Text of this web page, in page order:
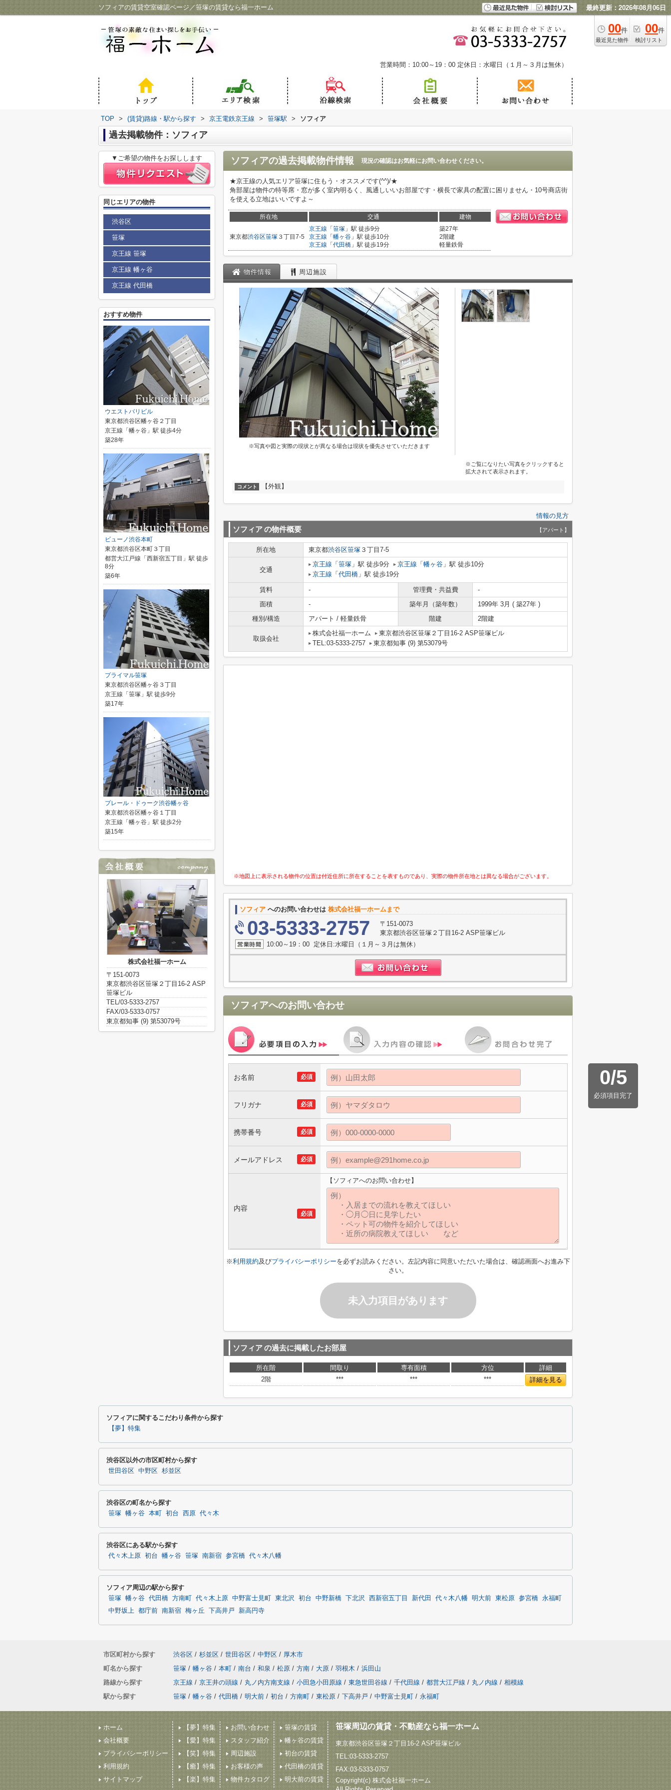
ソフィアの賃貸空室確認ページ／笹塚の賃貸なら福一ホーム 最終更新：2026年08月06日
00件
最近見た物件
00件
検討リスト
営業時間：10:00～19：00 定休日：水曜日（１月～３月は無休）
TOP > (賃貸)路線・駅から探す > 京王電鉄京王線 > 笹塚駅 > ソフィア
過去掲載物件：ソフィア
ソフィアの過去掲載物件情報 現況の確認はお気軽にお問い合わせください。
★京王線の人気エリア笹塚に住もう・オススメです(^^)/★
角部屋は物件の特等席・窓が多く室内明るく、風通しいいお部屋です・横長で家具の配置に困りません・10号商店街
を使える立地はいいですよ～
所在地 交通 建物
東京都渋谷区笹塚 ３丁目7-5
京王線 「 笹塚 」駅 徒歩9分
京王線 「 幡ヶ谷 」駅 徒歩10分
京王線 「 代田橋 」駅 徒歩19分
築27年
2階建
軽量鉄骨
物件情報 周辺施設
※写真や図と実際の現状とが異なる場合は現状を優先させていただきます
※ご覧になりたい写真をクリックすると
拡大されて表示されます。
コメント 【外観】
情報の見方
ソフィアの物件概要 【アパート】
所在地 東京都渋谷区笹塚 ３丁目7-5
交通
京王線 「 笹塚 」駅 徒歩9分 京王線 「 幡ヶ谷 」駅 徒歩10分
京王線 「 代田橋 」駅 徒歩19分
賃料 - 管理費・共益費
-
面積
- 築年月（築年数）
1999年 3月 ( 築27年 )
種別/構造
アパート / 軽量鉄骨 階建 2階建
取扱会社
株式会社福一ホーム
東京都渋谷区笹塚２丁目16-2 ASP笹塚ビル
TEL:03-5333-2757
東京都知事 (9) 第53079号
※地図上に表示される物件の位置は付近住所に所在することを表すものであり、実際の物件所在地とは異なる場合がございます。
ソフィア へのお問い合わせは 株式会社福一ホームまで
03-5333-2757
〒151-0073
東京都渋谷区笹塚２丁目16-2 ASP笹塚ビル
10:00～19：00 定休日:水曜日（１月～３月は無休）
ソフィアへのお問い合わせ
0/5
必須項目完了
必須
お名前
必須
フリガナ
必須
携帯番号
必須
メールアドレス
必須
内容
【ソフィアへのお問い合わせ】
※利用規約及びプライバシーポリシーを必ずお読みください。左記内容に同意いただいた場合は、確認画面へお進み下
さい。
未入力項目があります
ソフィアの過去に掲載したお部屋
所在階 間取り 専有面積 方位
詳細
2階
*** *** *** 詳細を見る
▼ご希望の物件をお探しします
同じエリアの物件
渋谷区
笹塚
京王線 笹塚
京王線 幡ヶ谷
京王線 代田橋
おすすめ物件
ウエストバリビル
東京都渋谷区幡ヶ谷２丁目
京王線「幡ヶ谷」駅 徒歩4分
築28年
ビューノ渋谷本町
東京都渋谷区本町３丁目
都営大江戸線「西新宿五丁目」駅 徒歩
8分
築6年
プライマル笹塚
東京都渋谷区幡ヶ谷３丁目
京王線「笹塚」駅 徒歩9分
築17年
プレール・ドゥーク渋谷幡ヶ谷
東京都渋谷区幡ヶ谷１丁目
京王線「幡ヶ谷」駅 徒歩2分
築15年
株式会社福一ホーム
〒151-0073
東京都渋谷区笹塚２丁目16-2 ASP
笹塚ビル
TEL/03-5333-2757
FAX/03-5333-0757
東京都知事 (9) 第53079号
ソフィアに関するこだわり条件から探す
【夢】特集
渋谷区以外の市区町村から探す
世田谷区 中野区 杉並区
渋谷区の町名から探す
笹塚 幡ヶ谷 本町 初台 西原 代々木
渋谷区にある駅から探す
代々木上原 初台 幡ヶ谷 笹塚 南新宿 参宮橋 代々木八幡
ソフィア周辺の駅から探す
笹塚 幡ヶ谷 代田橋 方南町 代々木上原 中野富士見町 東北沢 初台 中野新橋 下北沢 西新宿五丁目 新代田 代々木八幡 明大前 東松原 参宮橋 永福町
中野坂上 都庁前 南新宿 梅ヶ丘 下高井戸 新高円寺
市区町村から探す 渋谷区 / 杉並区 / 世田谷区 / 中野区 / 厚木市
町名から探す
笹塚 / 幡ヶ谷 / 本町 / 南台 / 和泉 / 松原 / 方南 / 大原 / 羽根木 / 浜田山
路線から探す
京王線 / 京王井の頭線 / 丸ノ内方南支線 / 小田急小田原線 / 東急世田谷線 / 千代田線 / 都営大江戸線 / 丸ノ内線 / 相模線
駅から探す
笹塚 / 幡ヶ谷 / 代田橋 / 明大前 / 初台 / 方南町 / 東松原 / 下高井戸 / 中野富士見町 / 永福町
ホーム
会社概要
プライバシーポリシー
利用規約
サイトマップ
【夢】特集
【愛】特集
【笑】特集
【癒】特集
【楽】特集
お問い合わせ
スタッフ紹介
周辺施設
お客様の声
物件カタログ
笹塚の賃貸
幡ヶ谷の賃貸
初台の賃貸
代田橋の賃貸
明大前の賃貸
笹塚周辺の賃貸・不動産なら福一ホーム
東京都渋谷区笹塚２丁目16-2 ASP笹塚ビル
TEL:03-5333-2757
FAX:03-5333-0757
Copyright(c) 株式会社福一ホーム